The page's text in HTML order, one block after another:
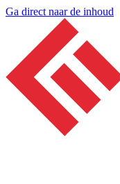
Ga direct naar de inhoud